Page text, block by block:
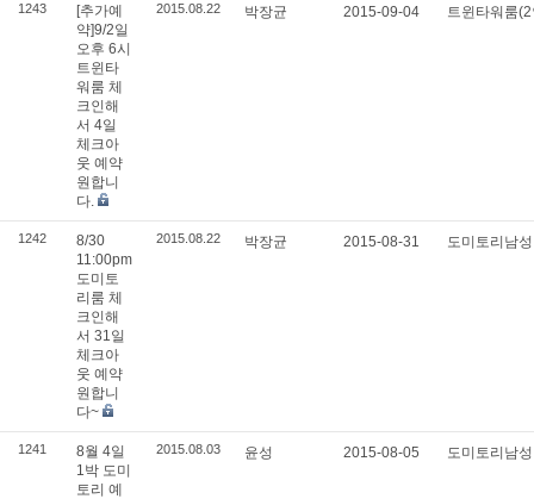
1243
[추가예
약]9/2일
오후 6시
트윈타
워룸 체
크인해
서 4일
체크아
웃 예약
원합니
다.
2015.08.22 박장균 2015-09-04 트윈타워룸
1242
8/30
11:00pm
도미토
리룸 체
크인해
서 31일
체크아
웃 예약
원합니
다~
2015.08.22 박장균 2015-08-31 도미토리남
1241
8월 4일
1박 도미
토리 예
2015.08.03 윤성 2015-08-05 도미토리남